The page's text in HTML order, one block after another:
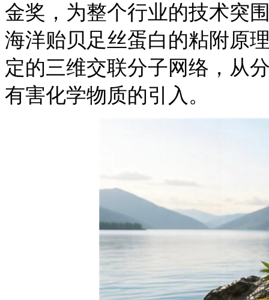
金奖，为整个行业的技术突
海洋贻贝足丝蛋白的粘附原
定的三维交联分子网络，从
有害化学物质的引入。